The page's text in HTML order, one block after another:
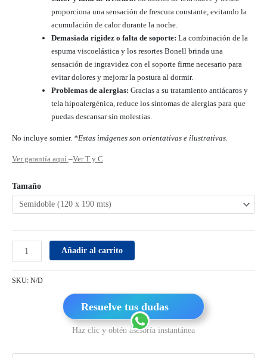
proporciona una sensación de frescura constante, evitando la
acumulación de calor durante la noche.
Demasiada rigidez o falta de soporte: La combinación de la
espuma viscoelástica y los resortes Bonell brinda una
sensación de ingravidez con el soporte firme necesario para
evitar dolores y mejorar la postura al dormir.
Problemas de alergias: Gracias a su tratamiento antiácaros y
tela hipoalergénica, reduce los síntomas de alergias para que
puedas descansar sin molestias.
No incluye somier. *Estas imágenes son orientativas e ilustrativas.
Ver garantía aquí –Ver T y C
Tamaño
Añadir al carrito
SKU: N/D
Resuelve tus dudas
Haz clic y obtén asesoría instantánea